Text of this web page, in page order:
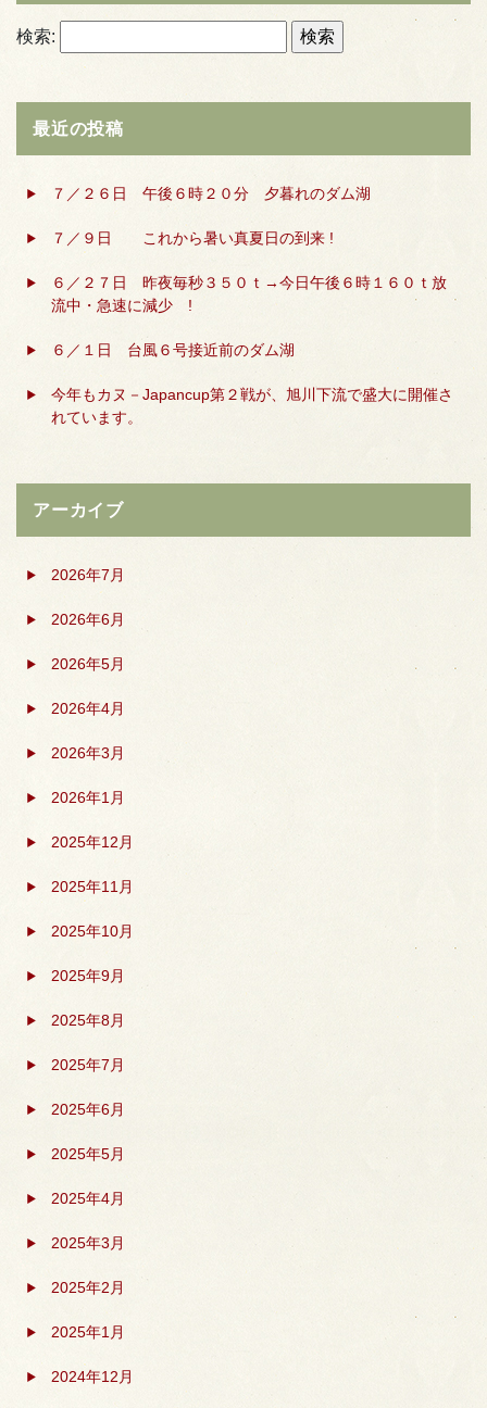
検索:
最近の投稿
７／２６日 午後６時２０分 夕暮れのダム湖
７／９日 これから暑い真夏日の到来 !
６／２７日 昨夜毎秒３５０ｔ→今日午後６時１６０ｔ放
流中・急速に減少 !
６／１日 台風６号接近前のダム湖
今年もカヌ－Japancup第２戦が、旭川下流で盛大に開催さ
れています。
アーカイブ
2026年7月
2026年6月
2026年5月
2026年4月
2026年3月
2026年1月
2025年12月
2025年11月
2025年10月
2025年9月
2025年8月
2025年7月
2025年6月
2025年5月
2025年4月
2025年3月
2025年2月
2025年1月
2024年12月